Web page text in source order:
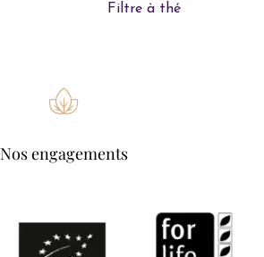
Filtre à thé
Nos engagements